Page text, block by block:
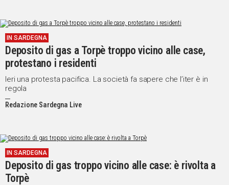
IN SARDEGNA
Deposito di gas a Torpè troppo vicino alle case,
protestano i residenti
Ieri una protesta pacifica. La società fa sapere che l’iter è in
regola
Redazione Sardegna Live
IN SARDEGNA
Deposito di gas troppo vicino alle case: è rivolta a
Torpè